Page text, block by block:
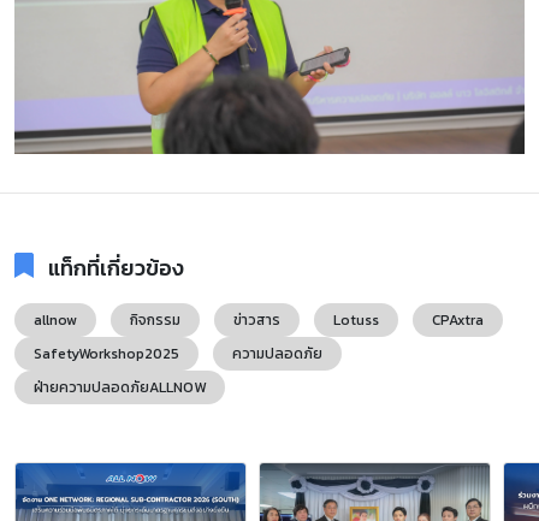
แท็กที่เกี่ยวข้อง
allnow กิจกรรม ข่าวสาร Lotuss
CPAxtra
SafetyWorkshop2025
ความปลอดภัย
ฝ่ายความปลอดภัยALLNOW